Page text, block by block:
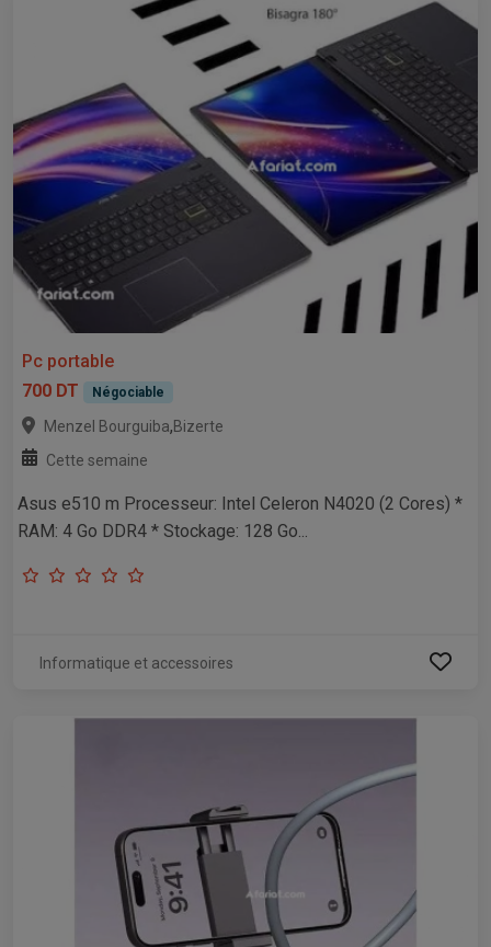
Pc portable
700 DT
Négociable
Menzel Bourguiba,Bizerte
Cette semaine
Asus e510 m Processeur: Intel Celeron N4020 (2 Cores) *
RAM: 4 Go DDR4 * Stockage: 128 Go...
Informatique et accessoires